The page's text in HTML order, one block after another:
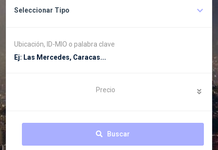
Seleccionar Tipo
Ubicación, ID-MIO o palabra clave
Precio
Buscar